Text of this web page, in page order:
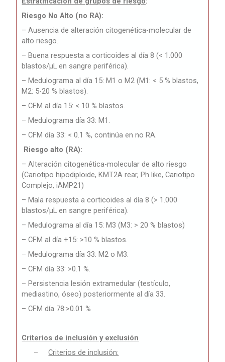
Riesgo No Alto (no RA):
– Ausencia de alteración citogenética-molecular de
alto riesgo.
– Buena respuesta a corticoides al día 8 (< 1.000
blastos/μL en sangre periférica).
– Medulograma al día 15: M1 o M2 (M1: < 5 % blastos,
M2: 5-20 % blastos).
– CFM al día 15: < 10 % blastos.
– Medulograma día 33: M1.
– CFM día 33: < 0.1 %, continúa en no RA.
Riesgo alto (RA):
– Alteración citogenética-molecular de alto riesgo
(Cariotipo hipodiploide, KMT2A rear, Ph like, Cariotipo
Complejo, iAMP21)
– Mala respuesta a corticoides al día 8 (> 1.000
blastos/μL en sangre periférica).
– Medulograma al día 15: M3 (M3: > 20 % blastos)
– CFM al día +15: >10 % blastos.
– Medulograma día 33: M2 o M3.
– CFM día 33: >0.1 %.
– Persistencia lesión extramedular (testículo,
mediastino, óseo) posteriormente al día 33.
– CFM día 78:>0.01 %
Criterios de inclusión y exclusión
–
Criterios de inclusión: